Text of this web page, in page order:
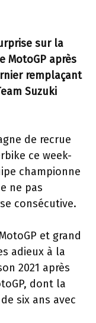
sur la
MotoGP après
remplaçant
Suzuki
de recrue
ce week-
championne
ne pas
consécutive.
et grand
adieux à la
2021 après
dont la
six ans avec